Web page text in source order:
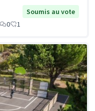
Soumis au vote
0 1